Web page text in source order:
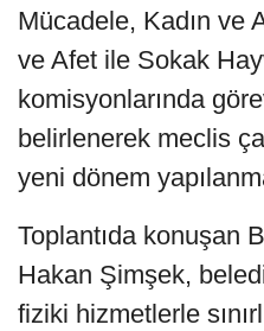
Mücadele, Kadın ve
ve Afet ile Sokak
komisyonlarında
belirlenerek meclis
yeni dönem
Toplantıda konuşan
Hakan Şimşek,
fiziki hizmetlerle